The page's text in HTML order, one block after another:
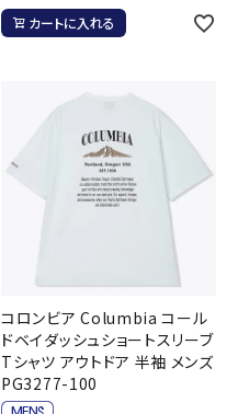
カートに入れる
コロンビア Columbia コール
ドベイダッシュショートスリーブ
Tシャツ アウトドア 半袖 メンズ
PG3277-100